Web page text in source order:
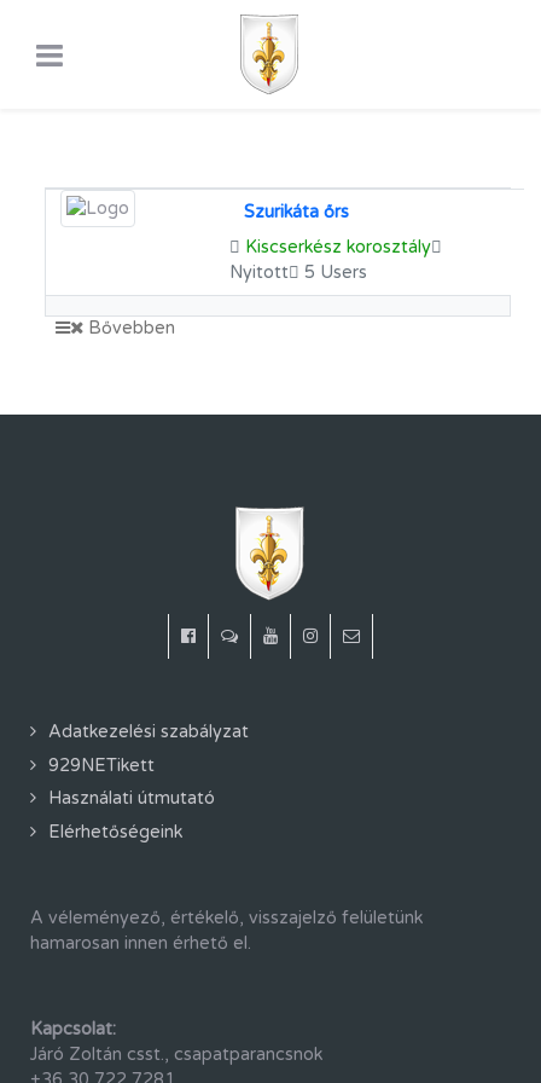
Szurikáta őrs
Kiscserkész korosztály
Nyitott
5 Users
Bővebben
Adatkezelési szabályzat
929NETikett
Használati útmutató
Elérhetőségeink
A véleményező, értékelő, visszajelző felületünk
hamarosan innen érhető el.
Kapcsolat:
Járó Zoltán csst., csapatparancsnok